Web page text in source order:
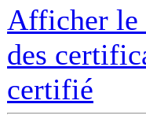
Afficher le
des
certifié